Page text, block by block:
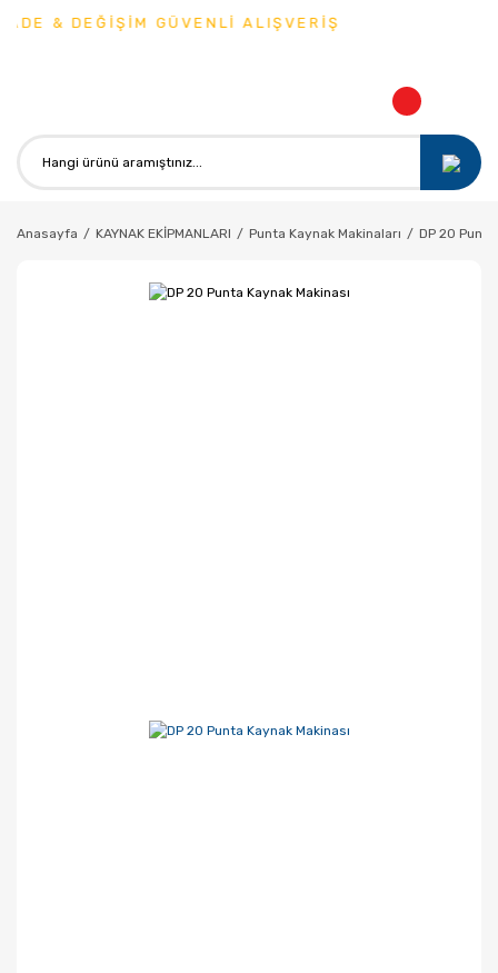
& DEĞİŞİM GÜVENLİ ALIŞVERİŞ
Anasayfa KAYNAK EKİPMANLARI Punta Kaynak Makinaları DP 20